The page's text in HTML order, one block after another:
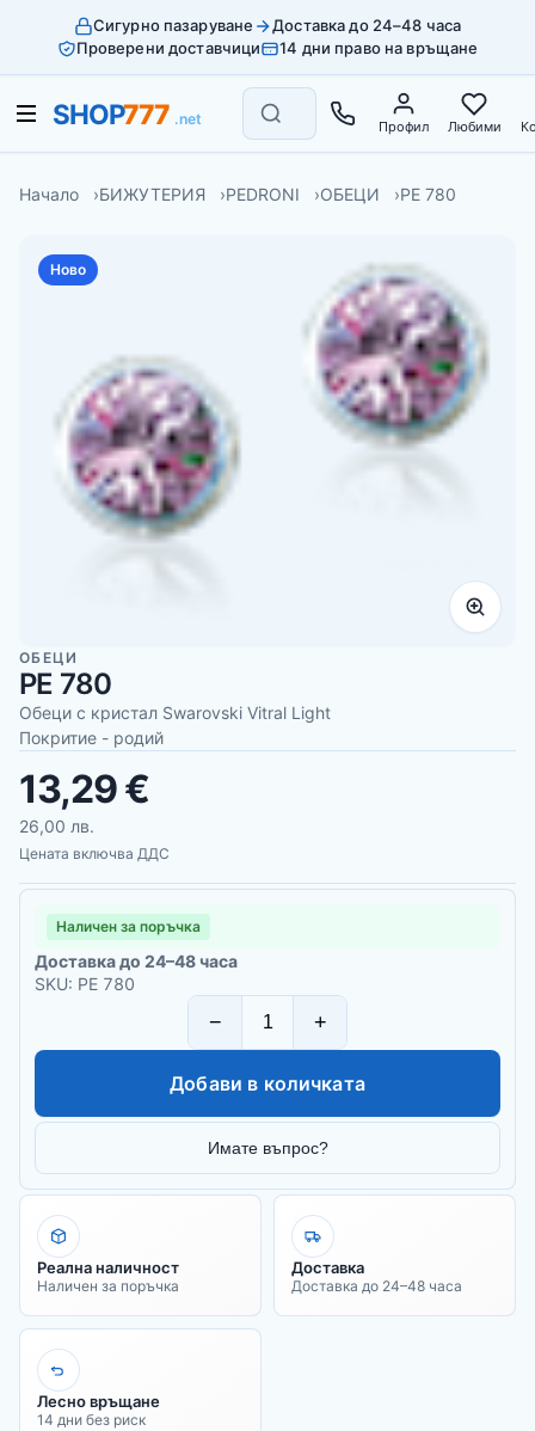
Сигурно пазаруване
Доставка до 24–48 часа
Проверени доставчици
14 дни право на връщане
Профил Любими
Начало БИЖУТЕРИЯ PEDRONI ОБЕЦИ PE 780
Ново
ОБЕЦИ
PE 780
Обеци с кристал Swarovski Vitral Light
Покритие - родий
13,29 €
26,00 лв.
Цената включва ДДС
Наличен за поръчка
Доставка до 24–48 часа
SKU: PE 780
− +
Добави в количката
Имате въпрос?
Реална наличност
Наличен за поръчка
Доставка
Доставка до 24–48 часа
Лесно връщане
14 дни без риск